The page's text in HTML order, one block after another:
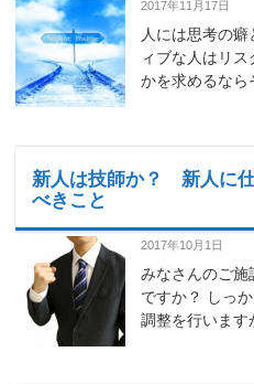
2017年11月17日
人には思考の
ィブな人はリ
かを求めるなら
新人は技師か？ 新人に
べきこと
2017年10月1日
みなさんのご施
ですか？ しっ
調整を行います